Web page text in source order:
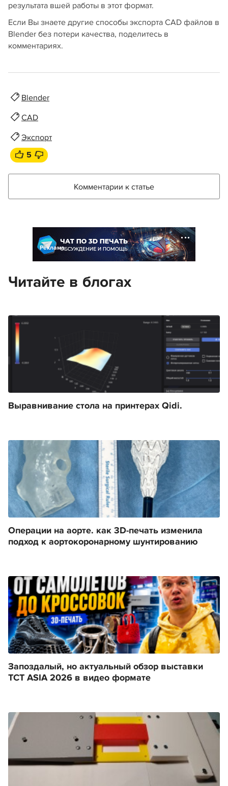
результата вшей работы в этот формат.
Если Вы знаете другие способы экспорта CAD файлов в
Blender без потери качества, поделитесь в
комментариях.
Blender
CAD
Экспорт
5
Комментарии к статье
Реклама
Читайте в блогах
Выравнивание стола на принтерах Qidi.
Операции на аорте. как 3D-печать изменила
подход к аортокоронарному шунтированию
Запоздалый, но актуальный обзор выставки
TCT ASIA 2026 в видео формате